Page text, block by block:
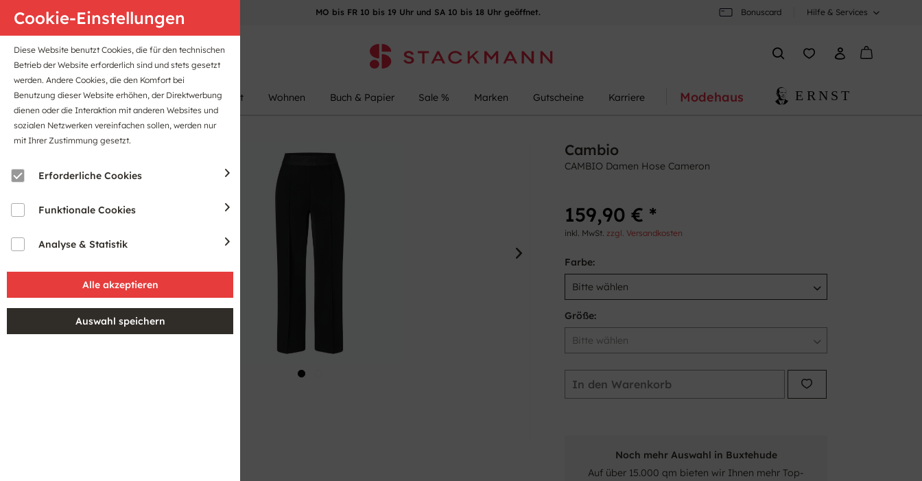
Anfahrt B2B-Portal MO bis FR 10 bis 19 Uhr und SA 10 bis 18 Uhr geöffnet. Bonuscard Hilfe & Services
Damen Herren Kinder Sport Wohnen Buch & Papier Sale % Marken Gutscheine Karriere Modehaus
Cookie-Einstellungen
Diese Website benutzt Cookies, die für den technischen
Betrieb der Website erforderlich sind und stets gesetzt
werden. Andere Cookies, die den Komfort bei
Benutzung dieser Website erhöhen, der Direktwerbung
dienen oder die Interaktion mit anderen Websites und
sozialen Netzwerken vereinfachen sollen, werden nur
mit Ihrer Zustimmung gesetzt.
Erforderliche Cookies
Funktionale Cookies
Analyse & Statistik
Cambio
CAMBIO Damen Hose Cameron
159,90 € *
inkl. MwSt.zzgl. Versandkosten
Farbe:
Größe:
In den Warenkorb
Noch mehr Auswahl in Buxtehude
Auf über 15.000 qm bieten wir Ihnen mehr Top-